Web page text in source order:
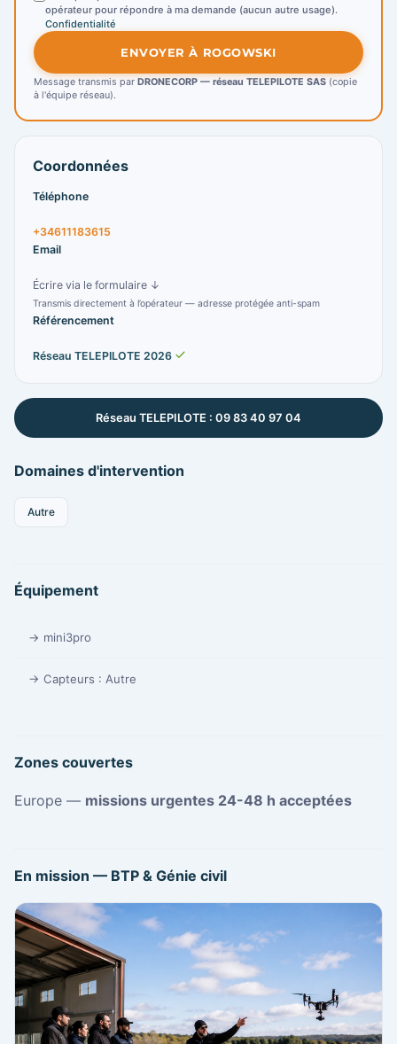
Domaines d'intervention
Autre
Équipement
→ mini3pro
→ Capteurs : Autre
Zones couvertes
Europe — missions urgentes 24-48 h acceptées
En mission — BTP & Génie civil
opérateur pour répondre à ma demande (aucun autre usage).
Confidentialité
ENVOYER À ROGOWSKI
Message transmis par DRONECORP — réseau TELEPILOTE SAS (copie
à l'équipe réseau).
Coordonnées
Téléphone
+34611183615
Email
Écrire via le formulaire ↓
Transmis directement à l’opérateur — adresse protégée anti-spam
Référencement
Réseau TELEPILOTE 2026
Réseau TELEPILOTE : 09 83 40 97 04